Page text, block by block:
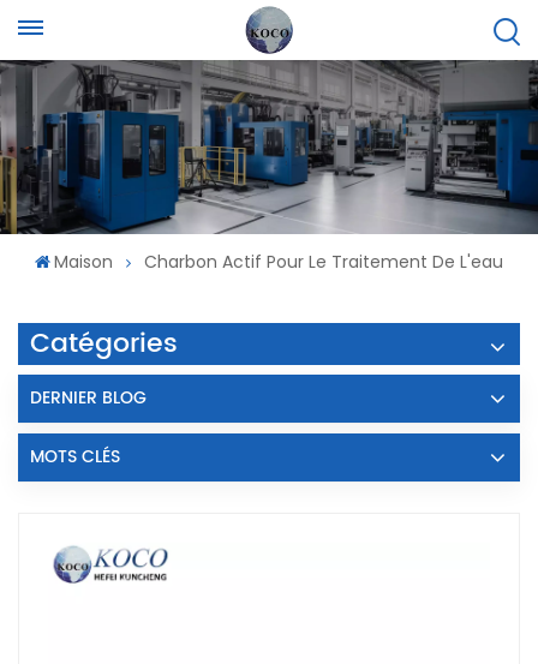
Maison Charbon Actif Pour Le Traitement De L'eau
Catégories
DERNIER BLOG
MOTS CLÉS